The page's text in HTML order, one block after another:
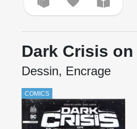
Dark Crisis
Dessin, Encrage
COMICS